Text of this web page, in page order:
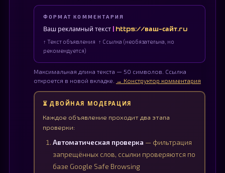
ФОРМАТ КОММЕНТАРИЯ
Ваш рекламный текст | https://ваш-сайт.ru
↑ Текст объявления ↑ Ссылка (необязательна, но
рекомендуется)
Максимальная длина текста — 50 символов. Ссылка
откроется в новой вкладке.
→ Конструктор комментария
⏳ ДВОЙНАЯ МОДЕРАЦИЯ
Каждое объявление проходит два этапа
проверки:
Автоматическая проверка — фильтрация
запрещённых слов, ссылки проверяются по
базе Google Safe Browsing